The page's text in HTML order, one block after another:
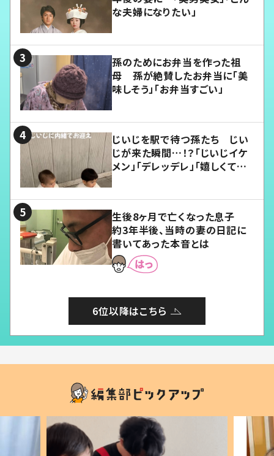
な夫婦になりたい」
孫のためにお弁当を作った祖
母 孫が絶賛したお弁当に「美
味しそう」「お弁当すごい」
じいじを駅で待つ孫たち じい
じが来た瞬間…！？「じいじイケ
メン」「デレッデレ」「嬉しくて可
生後8ヶ月で亡くなった息子
約3年半後、当時の妻の日記に
書いてあった本音とは
6位以降はこちら